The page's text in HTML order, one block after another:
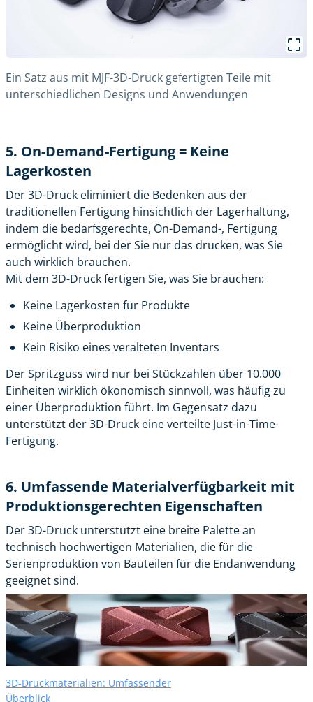
Ein Satz aus mit MJF-3D-Druck gefertigten Teile mit
unterschiedlichen Designs und Anwendungen
5. On-Demand-Fertigung = Keine
Lagerkosten
Der 3D-Druck eliminiert die Bedenken aus der
traditionellen Fertigung hinsichtlich der Lagerhaltung,
indem die bedarfsgerechte, On-Demand-, Fertigung
ermöglicht wird, bei der Sie nur das drucken, was Sie
auch wirklich brauchen.
Mit dem 3D-Druck fertigen Sie, was Sie brauchen:
Keine Lagerkosten für Produkte
Keine Überproduktion
Kein Risiko eines veralteten Inventars
Der Spritzguss wird nur bei Stückzahlen über 10.000
Einheiten wirklich ökonomisch sinnvoll, was häufig zu
einer Überproduktion führt. Im Gegensatz dazu
unterstützt der 3D-Druck eine verteilte Just-in-Time-
Fertigung.
6. Umfassende Materialverfügbarkeit mit
Produktionsgerechten Eigenschaften
Der 3D-Druck unterstützt eine breite Palette an
technisch hochwertigen Materialien, die für die
Serienproduktion von Bauteilen für die Endanwendung
geeignet sind.
3D-Druckmaterialien: Umfassender
Überblick